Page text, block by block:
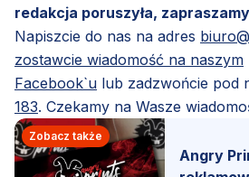
redakcja poruszyła,
Napiszcie do nas na adres
zostawcie wiadomość na naszym
Facebook`u lub zadzwońcie pod
183. Czekamy na Wasze
Zobacz także
Angry